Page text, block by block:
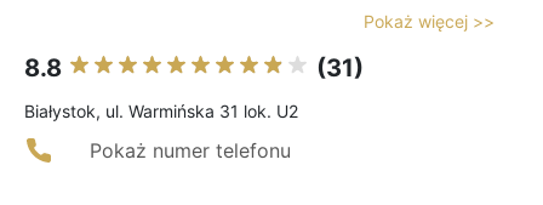
Pokaż więcej >>
8.8 (31)
Białystok, ul. Warmińska 31 lok. U2
Pokaż numer telefonu